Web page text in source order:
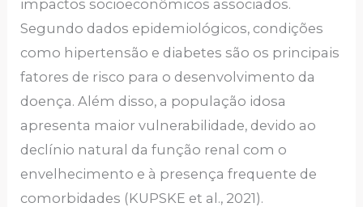
impactos socioeconômicos associados.
Segundo dados epidemiológicos, condições
como hipertensão e diabetes são os principais
fatores de risco para o desenvolvimento da
doença. Além disso, a população idosa
apresenta maior vulnerabilidade, devido ao
declínio natural da função renal com o
envelhecimento e à presença frequente de
comorbidades (KUPSKE et al., 2021).